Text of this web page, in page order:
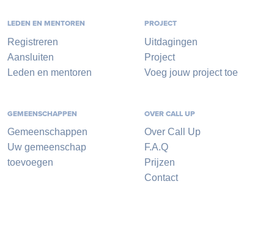
LEDEN EN MENTOREN
Registreren
Aansluiten
Leden en mentoren
PROJECT
Uitdagingen
Project
Voeg jouw project toe
GEMEENSCHAPPEN
Gemeenschappen
Uw gemeenschap
toevoegen
OVER CALL UP
Over Call Up
F.A.Q
Prijzen
Contact